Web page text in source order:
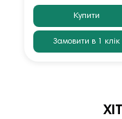
Купити
Замовити в 1 клік